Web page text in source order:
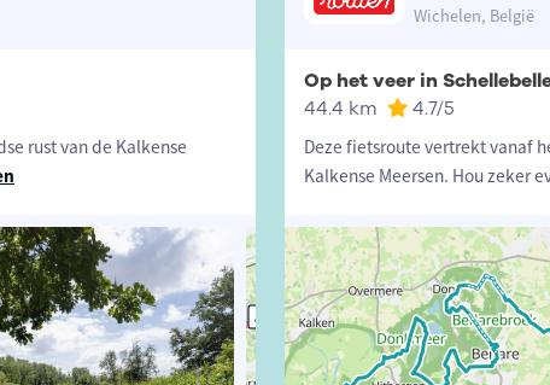
rust van de Kalkense
Wichelen, België
Op het veer in
44.4 km 4.7/5
Deze fietsroute vertrekt vanaf
Kalkense Meersen. Hou zeker